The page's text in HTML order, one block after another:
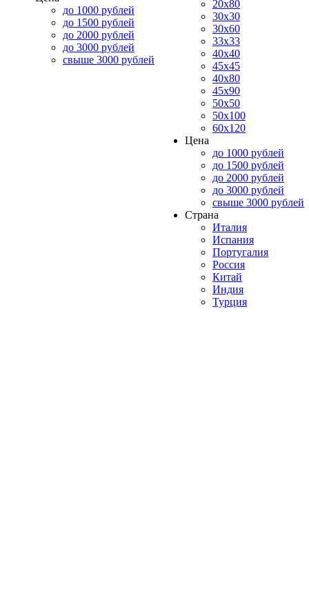
до 1000 рублей
до 1500 рублей
до 2000 рублей
до 3000 рублей
свыше 3000 рублей
20x80
30x30
30x60
33x33
40x40
45x45
40x80
45x90
50x50
50x100
60x120
Цена
до 1000 рублей
до 1500 рублей
до 2000 рублей
до 3000 рублей
свыше 3000 рублей
Страна
Италия
Испания
Португалия
Россия
Китай
Индия
Турция